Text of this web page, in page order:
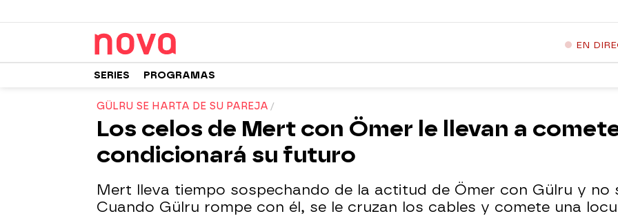
EN
SERIES PROGRAMAS
GÜLRU SE HARTA DE SU PAREJA
Los celos de Mert con Ömer le llevan a
condicionará su futuro
Mert lleva tiempo sospechando de la actitud de Ömer con Gülru y
Cuando Gülru rompe con él, se le cruzan los cables y comete una